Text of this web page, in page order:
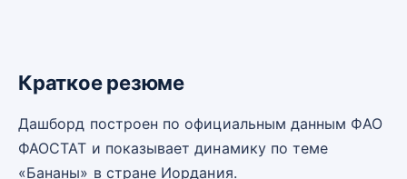
Краткое резюме
Дашборд построен по официальным данным ФАО
ФАОСТАТ и показывает динамику по теме
«Бананы» в стране Иордания.